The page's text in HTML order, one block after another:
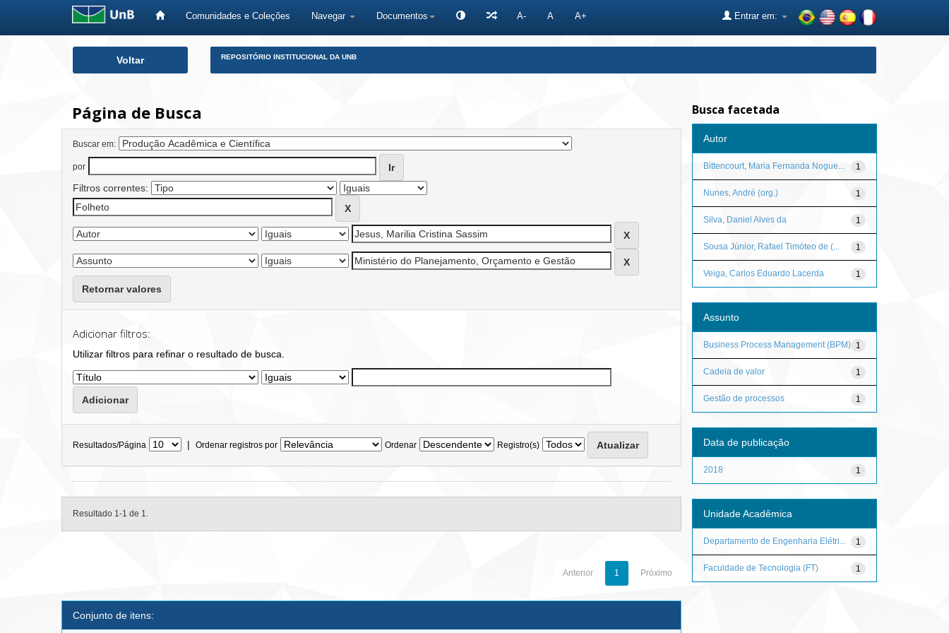
Comunidades e Coleções Navegar Documentos A- A A+ Entrar em:
Voltar REPOSITÓRIO INSTITUCIONAL DA UNB
Página de Busca
Buscar em:
por
Filtros correntes:
Retornar valores
Adicionar filtros:
Utilizar filtros para refinar o resultado de busca.
Resultados/Página | Ordenar registros por Ordenar Registro(s)
Resultado 1-1 de 1.
Anterior 1 Próximo
Conjunto de itens:
Busca facetada
Autor
1
Bittencourt, Maria Fernanda Nogue...
1
Nunes, André (org.)
1
Silva, Daniel Alves da
1
Sousa Júnior, Rafael Timóteo de (...
1
Veiga, Carlos Eduardo Lacerda
Assunto
1
Business Process Management (BPM)
1
Cadeia de valor
1
Gestão de processos
Data de publicação
1
2018
Unidade Acadêmica
1
Departamento de Engenharia Elétri...
1
Faculdade de Tecnologia (FT)